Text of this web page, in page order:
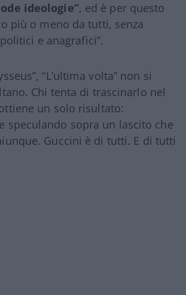
ideologie”, ed è per questo
più o meno da tutti, senza
e anagrafici”.
“L’ultima volta” non si
Chi tenta di trascinarlo nel
un solo risultato:
speculando sopra un lascito che
Guccini è di tutti. E di tutti